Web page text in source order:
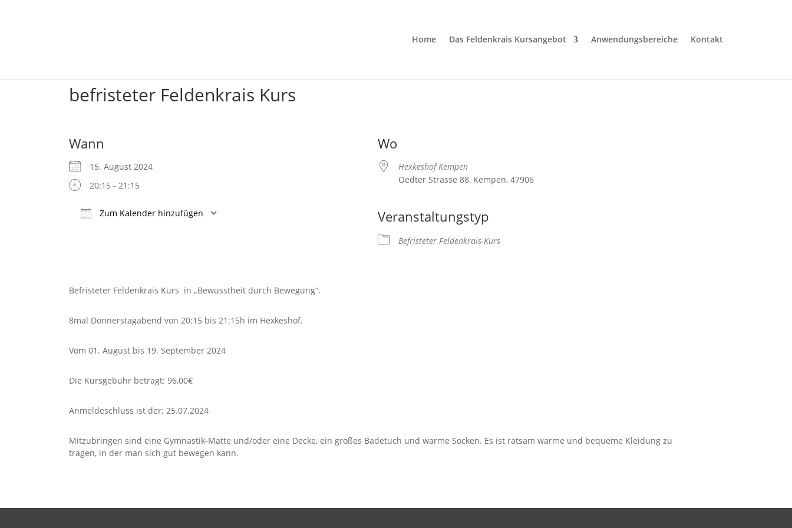
Home Das Feldenkrais Kursangebot Anwendungsbereiche Kontakt
befristeter Feldenkrais Kurs
Wann
15. August 2024
20:15 - 21:15
Zum Kalender hinzufügen
Wo
Hexkeshof Kempen
Oedter Strasse 88, Kempen, 47906
Veranstaltungstyp
Befristeter Feldenkrais-Kurs
Befristeter Feldenkrais Kurs in „Bewusstheit durch Bewegung“.
8mal Donnerstagabend von 20:15 bis 21:15h im Hexkeshof.
Vom 01. August bis 19. September 2024
Die Kursgebühr beträgt: 96,00€
Anmeldeschluss ist der: 25.07.2024
Mitzubringen sind eine Gymnastik-Matte und/oder eine Decke, ein großes Badetuch und warme Socken. Es ist ratsam warme und bequeme Kleidung zu
tragen, in der man sich gut bewegen kann.